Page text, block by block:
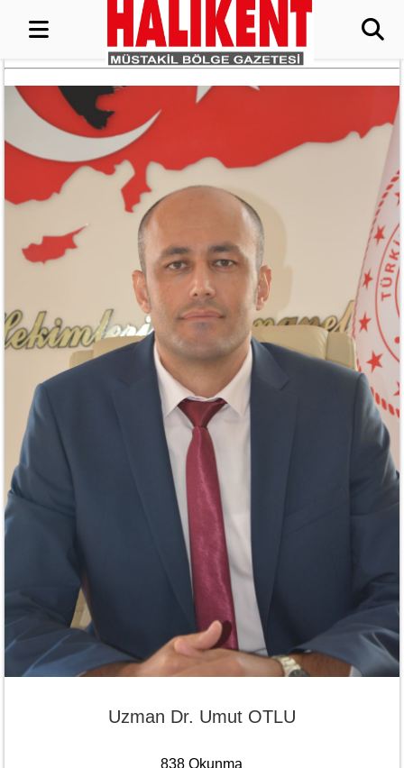
Uzman Dr. Umut OTLU
838 Okunma